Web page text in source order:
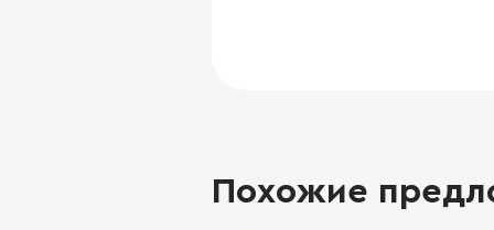
Похожие